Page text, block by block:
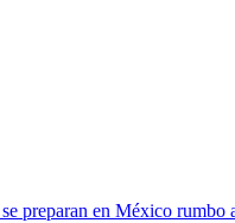
preparan en México